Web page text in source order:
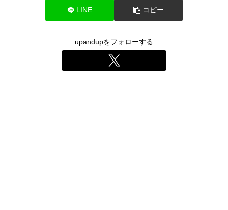
LINE コピー
upandupをフォローする